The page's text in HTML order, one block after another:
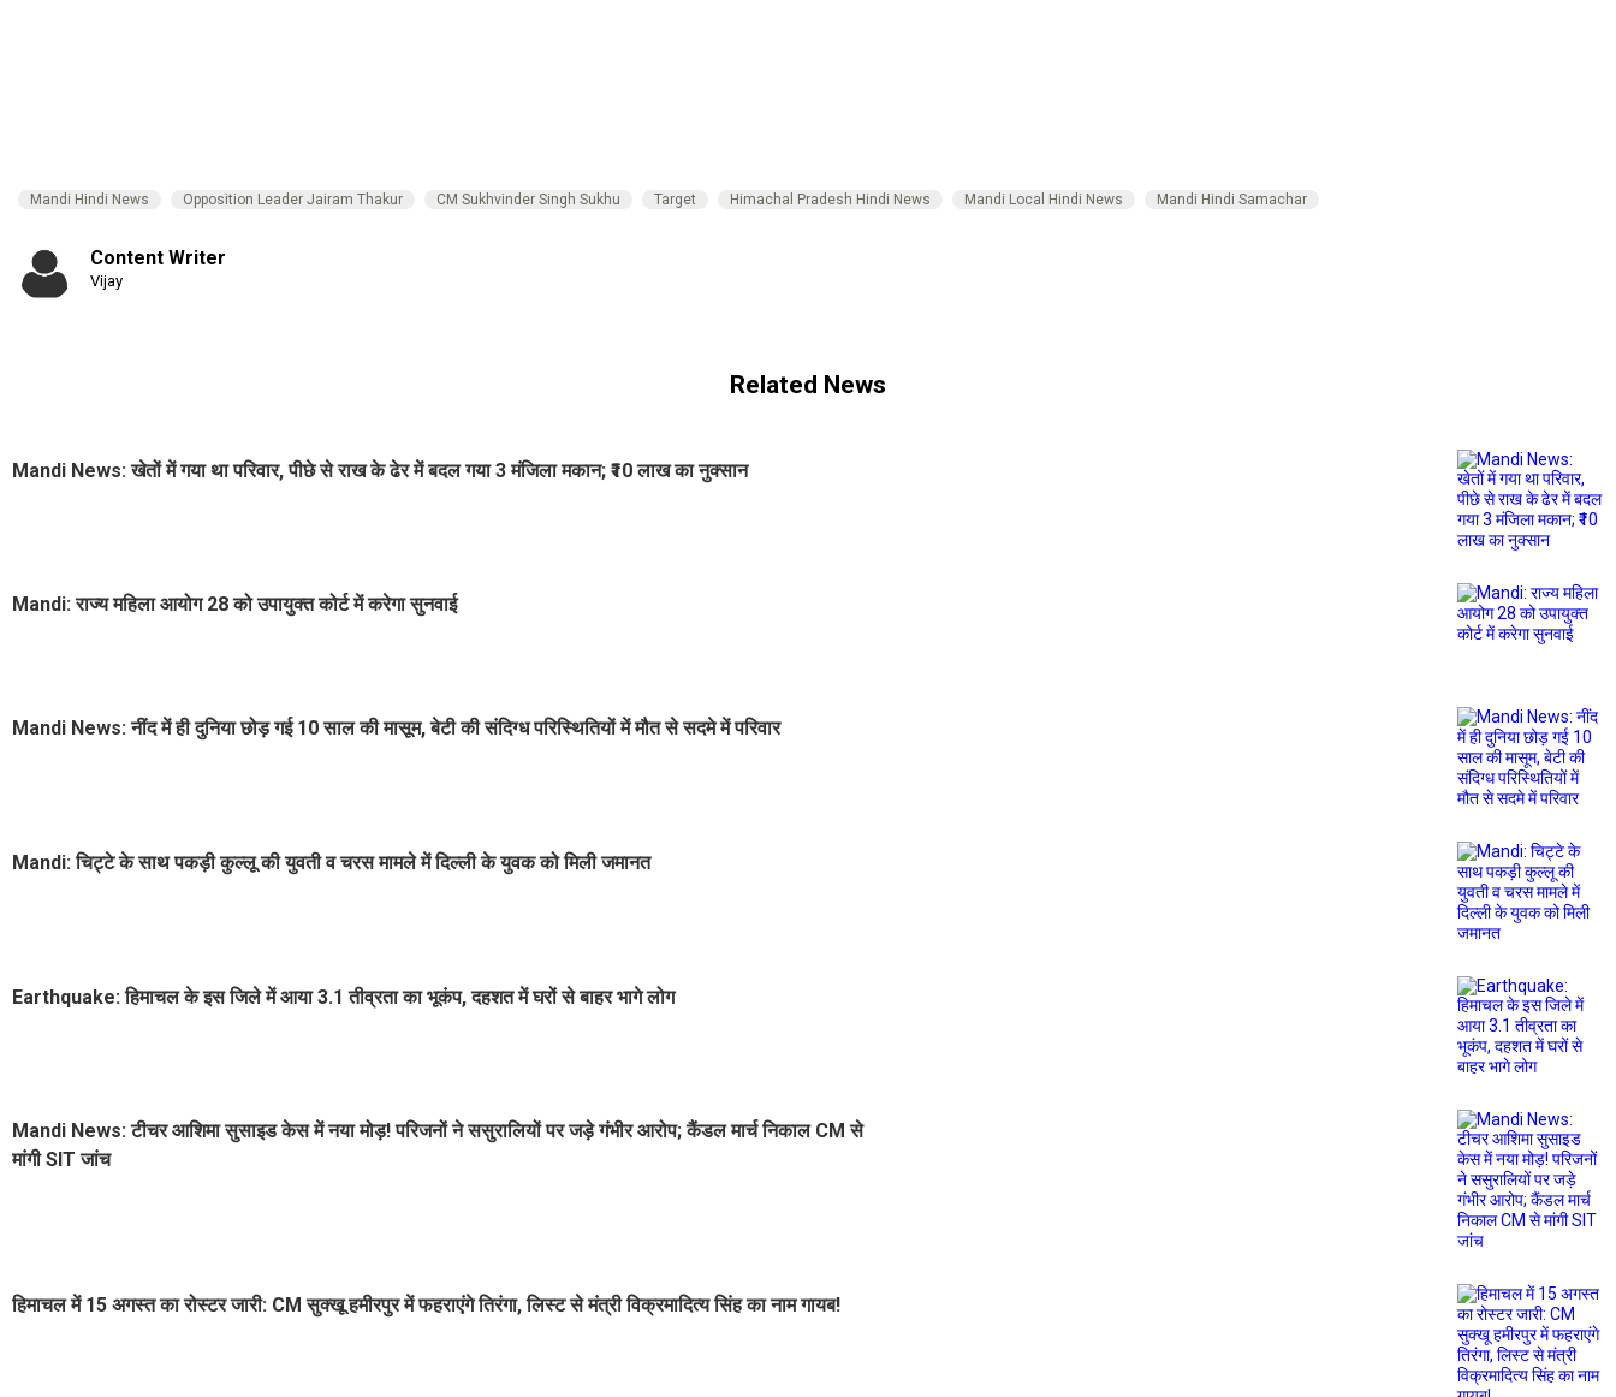
Mandi Hindi News Opposition Leader Jairam Thakur CM Sukhvinder Singh Sukhu Target Himachal Pradesh Hindi News Mandi Local Hindi News Mandi Hindi Samachar
Content Writer
Vijay
Related News
Mandi News: खेतों में गया था परिवार, पीछे से राख के ढेर में बदल गया 3 मंजिला मकान; ₹10 लाख का नुक्सान
Mandi: राज्य महिला आयोग 28 को उपायुक्त कोर्ट में करेगा सुनवाई
Mandi News: नींद में ही दुनिया छोड़ गई 10 साल की मासूम, बेटी की संदिग्ध परिस्थितियों में मौत से सदमे में परिवार
Mandi: चिट्टे के साथ पकड़ी कुल्लू की युवती व चरस मामले में दिल्ली के युवक को मिली जमानत
Earthquake: हिमाचल के इस जिले में आया 3.1 तीव्रता का भूकंप, दहशत में घरों से बाहर भागे लोग
Mandi News: टीचर आशिमा सुसाइड केस में नया मोड़! परिजनों ने ससुरालियों पर जड़े गंभीर आरोप; कैंडल मार्च निकाल CM से
मांगी SIT जांच
हिमाचल में 15 अगस्त का रोस्टर जारी: CM सुक्खू हमीरपुर में फहराएंगे तिरंगा, लिस्ट से मंत्री विक्रमादित्य सिंह का नाम गायब!